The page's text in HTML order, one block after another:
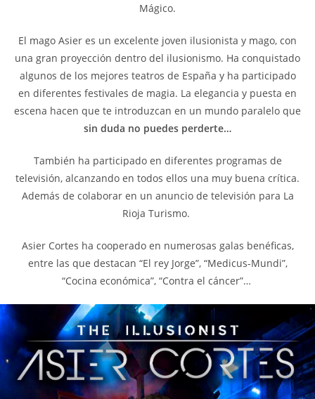
Mágico.
El mago Asier es un excelente joven ilusionista y mago, con
una gran proyección dentro del ilusionismo. Ha conquistado
algunos de los mejores teatros de España y ha participado
en diferentes festivales de magia. La elegancia y puesta en
escena hacen que te introduzcan en un mundo paralelo que
sin duda no puedes perderte…
También ha participado en diferentes programas de
televisión, alcanzando en todos ellos una muy buena crítica.
Además de colaborar en un anuncio de televisión para La
Rioja Turismo.
Asier Cortes ha cooperado en numerosas galas benéficas,
entre las que destacan “El rey Jorge”, “Medicus-Mundi”,
“Cocina económica”, “Contra el cáncer”…